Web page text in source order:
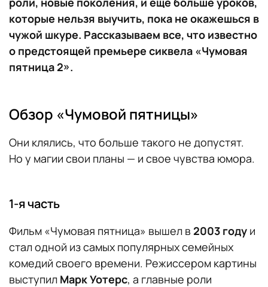
которые нельзя выучить, пока не окажешься в
чужой шкуре. Рассказываем все, что известно
о предстоящей премьере сиквела «Чумовая
пятница 2».
Обзор «Чумовой пятницы»
Они клялись, что больше такого не допустят.
Но у магии свои планы — и свое чувства юмора.
1-я часть
Фильм «Чумовая пятница» вышел в 2003 году и
стал одной из самых популярных семейных
комедий своего времени. Режиссером картины
выступил Марк Уотерс, а главные роли